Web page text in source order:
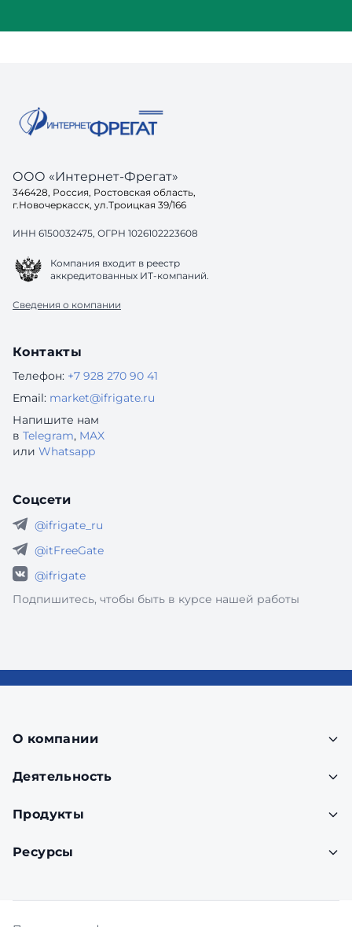
ООО «Интернет-Фрегат»
346428, Россия, Ростовская область,
г.Новочеркасск, ул.Троицкая 39/166
ИНН 6150032475, ОГРН 1026102223608
Компания входит в реестр
аккредитованных ИТ-компаний.
Сведения о компании
Контакты
Телефон: +7 928 270 90 41
Email: market@ifrigate.ru
Напишите нам
в Telegram, MAX
или Whatsapp
Соцсети
@ifrigate_ru
@itFreeGate
@ifrigate
Подпишитесь, чтобы быть в курсе нашей работы
О компании
Деятельность
Продукты
Ресурсы